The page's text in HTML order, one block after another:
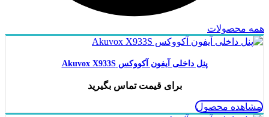
همه محصولات
پنل داخلی آیفون آکووکس Akuvox X933S
برای قیمت تماس بگیرید
مشاهده محصول